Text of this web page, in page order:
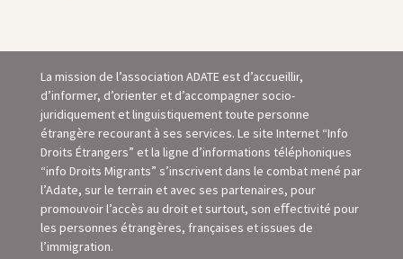
La mission de l’association ADATE est d’accueillir,
d’informer, d’orienter et d’accompagner socio-
juridiquement et linguistiquement toute personne
étrangère recourant à ses services. Le site Internet “Info
Droits Étrangers” et la ligne d’informations téléphoniques
“info Droits Migrants” s’inscrivent dans le combat mené par
l’Adate, sur le terrain et avec ses partenaires, pour
promouvoir l’accès au droit et surtout, son eﬀectivité pour
les personnes étrangères, françaises et issues de
l’immigration.